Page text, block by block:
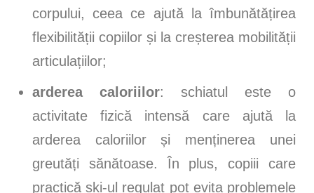
corpului, ceea ce ajută la îmbunătățirea
flexibilității copiilor și la creșterea mobilității
articulațiilor;
arderea caloriilor: schiatul este o
activitate fizică intensă care ajută la
arderea caloriilor și menținerea unei
greutăți sănătoase. În plus, copiii care
practică ski-ul regulat pot evita problemele